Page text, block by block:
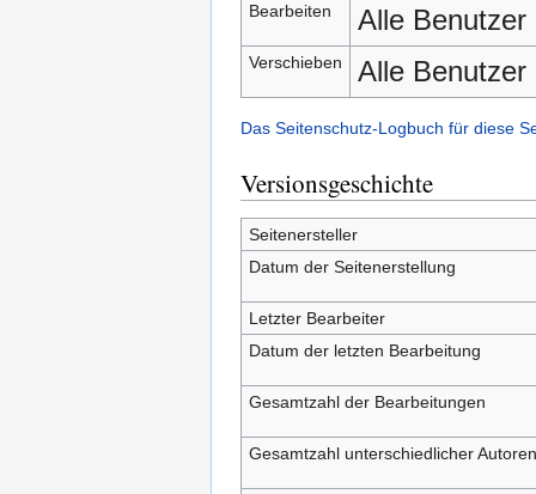
Bearbeiten Alle Benutzer
Verschieben Alle Benutzer
Das Seitenschutz-Logbuch für diese
Versionsgeschichte
Seitenersteller
Datum der Seitenerstellung
Letzter Bearbeiter
Datum der letzten Bearbeitung
Gesamtzahl der Bearbeitungen
Gesamtzahl unterschiedlicher Autoren